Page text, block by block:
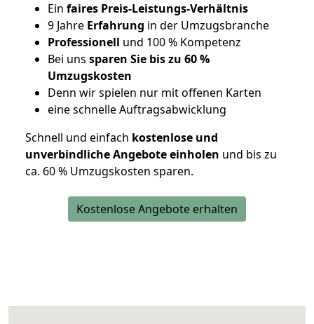
Ein faires Preis-Leistungs-Verhältnis
9 Jahre Erfahrung in der Umzugsbranche
Professionell und 100 % Kompetenz
Bei uns sparen Sie bis zu 60 %
Umzugskosten
Denn wir spielen nur mit offenen Karten
eine schnelle Auftragsabwicklung
Schnell und einfach kostenlose und
unverbindliche Angebote einholen und bis zu
ca. 60 % Umzugskosten sparen.
Kostenlose Angebote erhalten